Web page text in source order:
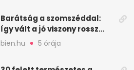
Barátság a szomszéddal:
így vált a jó viszony rossz
döntéssé
bien.hu 5 órája